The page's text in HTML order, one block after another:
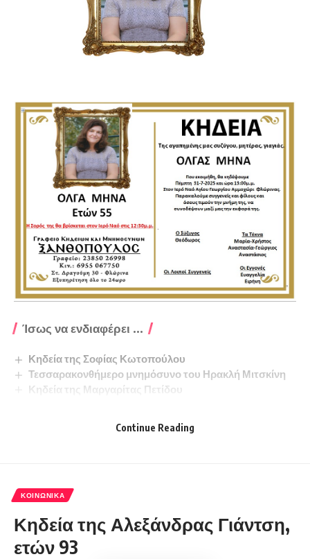
Ίσως να ενδιαφέρει ...
Κηδεία της Σοφίας Κωτοπούλου
Τεσσαρακονθήμερο μνημόσυνο του Ηρακλή Μιτσκίνη
Κηδεία της Μαργαρίτας Πετίδου
Continue Reading
ΚΟΙΝΩΝΙΚΆ
Κηδεία της Αλεξάνδρας Γιάντση,
ετών 93